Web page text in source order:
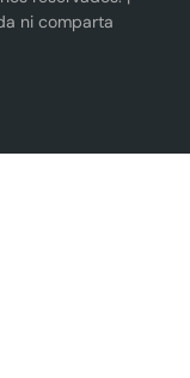
ni comparta